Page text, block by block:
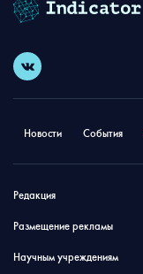
Новости События
Редакция
Размещение рекламы
Научным учреждениям